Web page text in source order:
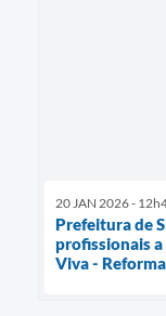
20 JAN 2026 -
Prefeitura de
profissionais
Viva -